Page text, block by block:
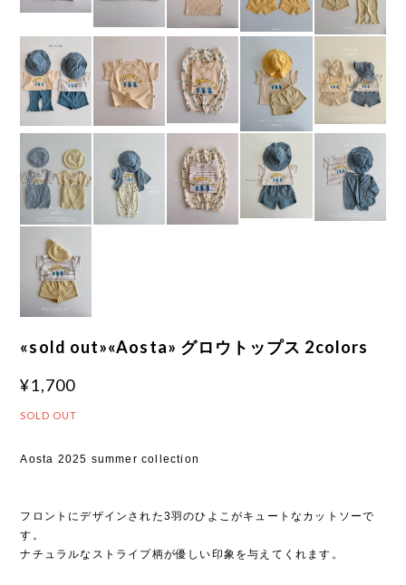
«sold out»«Aosta» グロウトップス 2colors
¥1,700
SOLD OUT
Aosta 2025 summer collection
フロントにデザインされた3羽のひよこがキュートなカットソーで
す。
ナチュラルなストライプ柄が優しい印象を与えてくれます。